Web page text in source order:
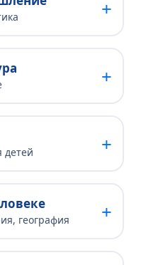
+
+
детей +
география +